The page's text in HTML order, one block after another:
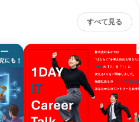
すべて見る